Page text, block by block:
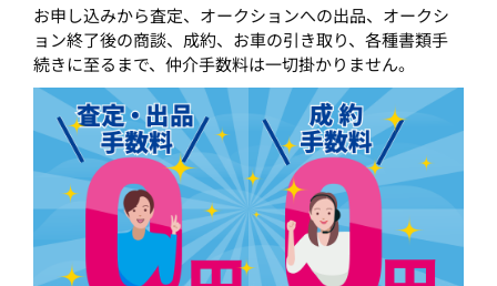
お申し込みから査定、オークションへの出品、オークシ
ョン終了後の商談、成約、お車の引き取り、各種書類手
続きに至るまで、仲介手数料は一切掛かりません。